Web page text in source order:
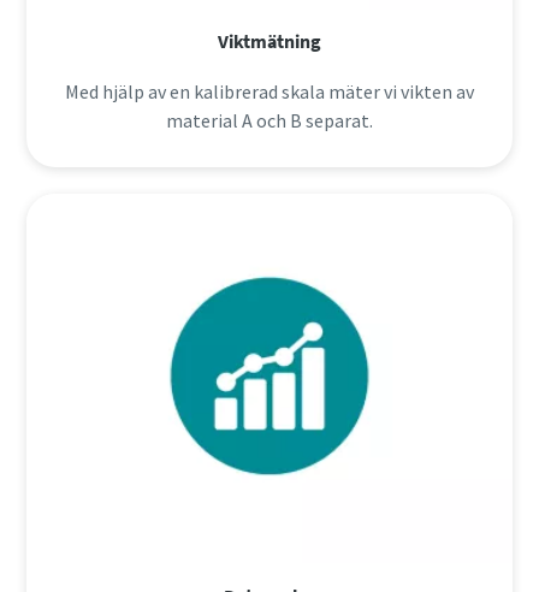
Viktmätning
Med hjälp av en kalibrerad skala mäter vi vikten av
material A och B separat.